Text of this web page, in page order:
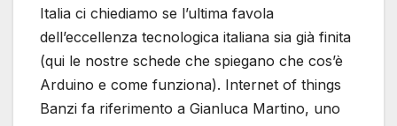
Italia ci chiediamo se l’ultima favola
dell’eccellenza tecnologica italiana sia già finita
(qui le nostre schede che spiegano che cos’è
Arduino e come funziona). Internet of things
Banzi fa riferimento a Gianluca Martino, uno